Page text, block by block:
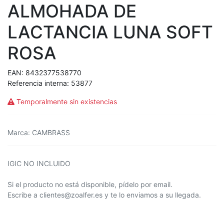
ALMOHADA DE
LACTANCIA LUNA SOFT
ROSA
EAN: 8432377538770
Referencia interna: 53877
Temporalmente sin existencias
Marca: CAMBRASS
IGIC NO INCLUIDO
Si el producto no está disponible, pídelo por email.
Escribe a clientes@zoalfer.es y te lo enviamos a su llegada.